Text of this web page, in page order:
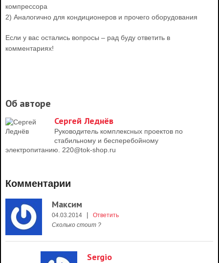
компрессора
2) Аналогично для кондиционеров и прочего оборудования
Если у вас остались вопросы – рад буду ответить в
комментариях!
Об авторе
Сергей Леднёв
Руководитель комплексных проектов по
стабильному и бесперебойному
электропитанию. 220@tok-shop.ru
Комментарии
Максим
04.03.2014 |
Ответить
Сколько стоит ?
Sergio